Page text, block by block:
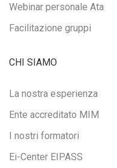
Webinar personale Ata
Facilitazione gruppi
CHI SIAMO
La nostra esperienza
Ente accreditato MIM
I nostri formatori
Ei-Center EIPASS